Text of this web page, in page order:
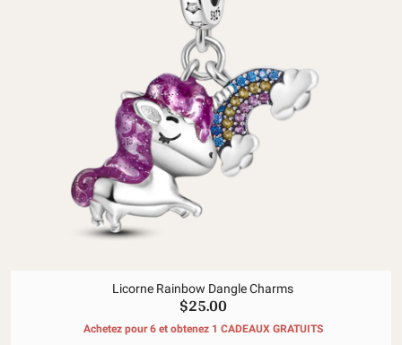
Licorne Rainbow Dangle Charms
$25.00
Achetez pour 6 et obtenez 1 CADEAUX GRATUITS